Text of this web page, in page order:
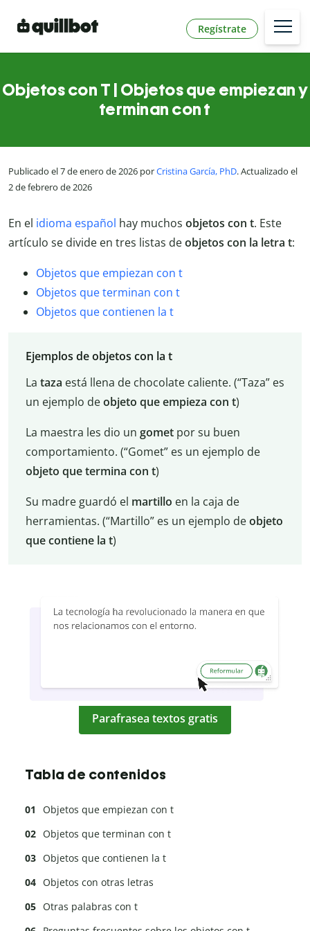
Regístrate
Objetos con T | Objetos que empiezan y
terminan con t
Publicado el 7 de enero de 2026 porCristina García, PhD. Actualizado el
2 de febrero de 2026
En el idioma español hay muchos objetos con t. Este
artículo se divide en tres listas deobjetos con la letra t:
Objetos que empiezan con t
Objetos que terminan con t
Objetos que contienen la t
Ejemplos de objetos con la t
La taza está llena de chocolate caliente. (“Taza” es
un ejemplo deobjeto que empieza con t)
La maestra les dio un gometpor su buen
comportamiento. (“Gomet” es un ejemplo de
objeto que termina con t)
Su madre guardó el martillo en la caja de
herramientas. (“Martillo” es un ejemplo deobjeto
que contiene la t)
Parafrasea textos gratis
Tabla de contenidos
Objetos que empiezan con t
Objetos que terminan con t
Objetos que contienen la t
Objetos con otras letras
Otras palabras con t